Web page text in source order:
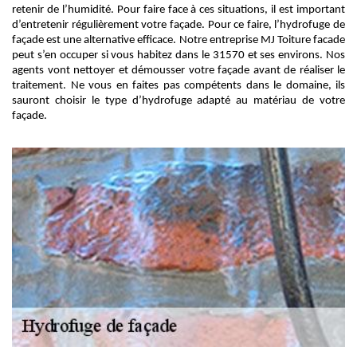
retenir de l’humidité. Pour faire face à ces situations, il est important
d’entretenir régulièrement votre façade. Pour ce faire, l’hydrofuge de
façade est une alternative efficace. Notre entreprise MJ Toiture facade
peut s’en occuper si vous habitez dans le 31570 et ses environs. Nos
agents vont nettoyer et démousser votre façade avant de réaliser le
traitement. Ne vous en faites pas compétents dans le domaine, ils
sauront choisir le type d’hydrofuge adapté au matériau de votre
façade.